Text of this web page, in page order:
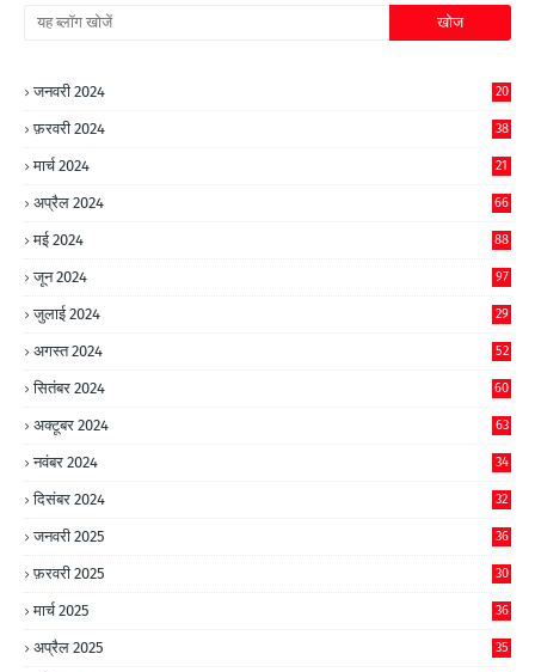
जनवरी 2024 20
फ़रवरी 2024 38
मार्च 2024 21
अप्रैल 2024 66
मई 2024 88
जून 2024 97
जुलाई 2024 29
अगस्त 2024 52
सितंबर 2024 60
अक्टूबर 2024 63
नवंबर 2024 34
दिसंबर 2024 32
जनवरी 2025 36
फ़रवरी 2025 30
मार्च 2025 36
अप्रैल 2025 35